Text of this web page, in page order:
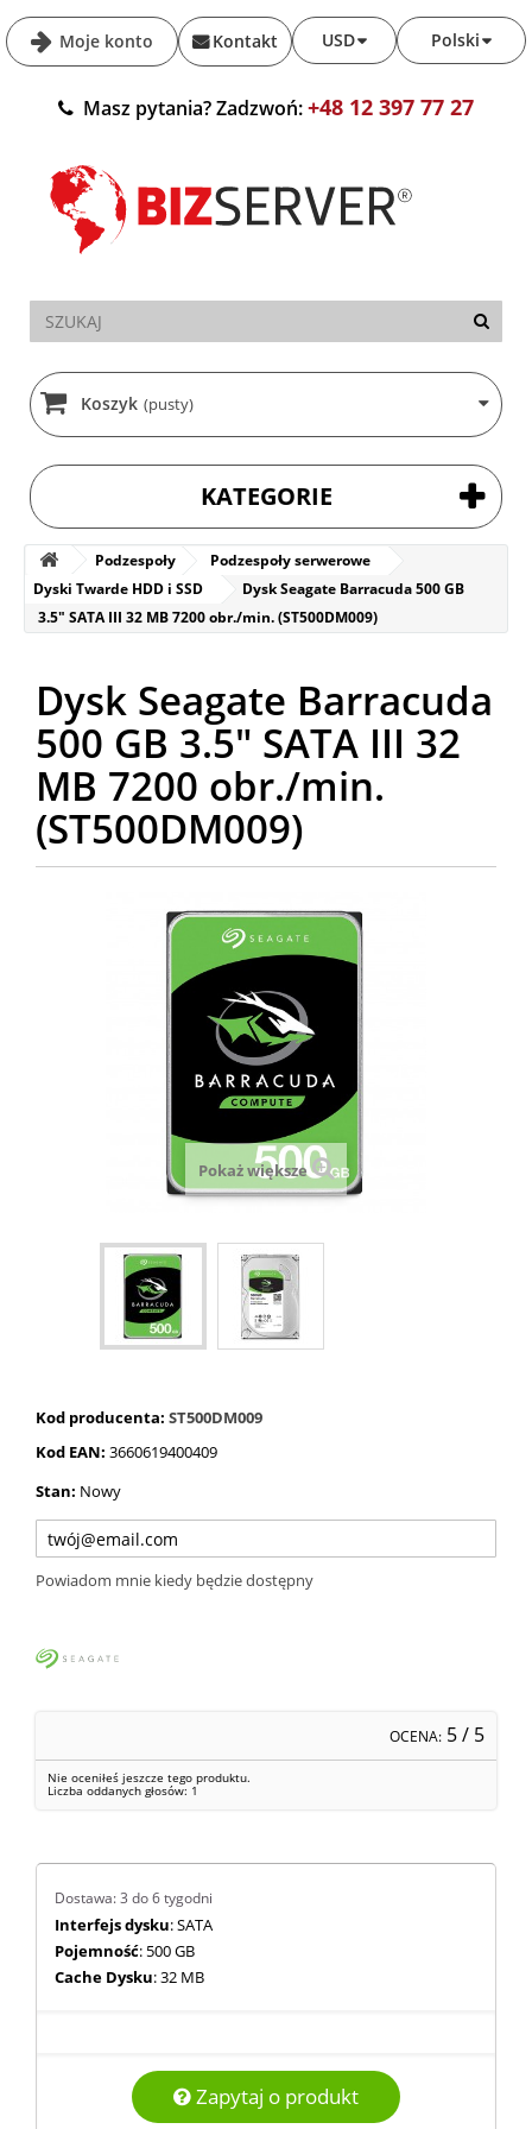
Moje konto Polski
USD
Kontakt
Masz pytania? Zadzwoń:+48 12 397 77 27
Koszyk (pusty)
KATEGORIE
Podzespoły
Podzespoły serwerowe
Dyski Twarde HDD i SSD
Dysk Seagate Barracuda 500 GB
3.5" SATA III 32 MB 7200 obr./min. (ST500DM009)
Dysk Seagate Barracuda
500 GB 3.5" SATA III 32
MB 7200 obr./min.
(ST500DM009)
Pokaż większe
Kod producenta: ST500DM009
Kod EAN: 3660619400409
Stan: Nowy
Powiadom mnie kiedy będzie dostępny
OCENA: 5/ 5
Nie oceniłeś jeszcze tego produktu.
Liczba oddanych głosów: 1
Dostawa: 3 do 6 tygodni
Interfejs dysku: SATA
Pojemność: 500 GB
Cache Dysku: 32 MB
Zapytaj o produkt